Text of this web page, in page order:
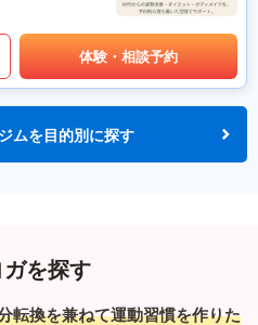
体験・相談予約
ムを目的別に探す
を探す
転換を兼ねて運動習慣を作りた